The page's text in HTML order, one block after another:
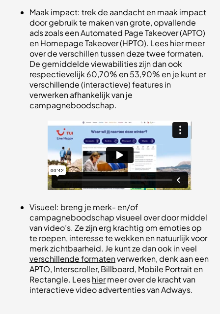
Maak impact: trek de aandacht en maak impact
door gebruik te maken van grote, opvallende
ads zoals een Automated Page Takeover (APTO)
en Homepage Takeover (HPTO). Leeshiermeer
over de verschillen tussen deze twee formaten.
De gemiddelde viewabilities zijn dan ook
respectievelijk 60,70% en 53,90% en je kunt er
verschillende (interactieve) features in
verwerken afhankelijk van je
campagneboodschap.
Visueel: breng je merk- en/of
campagneboodschap visueel over door middel
van video’s. Ze zijn erg krachtig om emoties op
te roepen, interesse te wekken en natuurlijk voor
merk zichtbaarheid. Je kunt ze dan ook in veel
verschillende formatenverwerken, denk aan een
APTO, Interscroller, Billboard, Mobile Portrait en
Rectangle. Leeshiermeer over de kracht van
interactieve video advertenties van Adways.